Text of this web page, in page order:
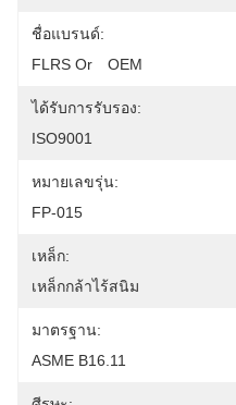
ชื่อแบรนด์:
FLRS Or　OEM
ได้รับการรับรอง:
ISO9001
หมายเลขรุ่น:
FP-015
เหล็ก:
เหล็กกล้าไร้สนิม
มาตรฐาน:
ASME B16.11